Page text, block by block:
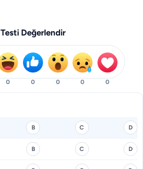
Testi Değerlendir
0 0 0 0 0
B C D
B C D